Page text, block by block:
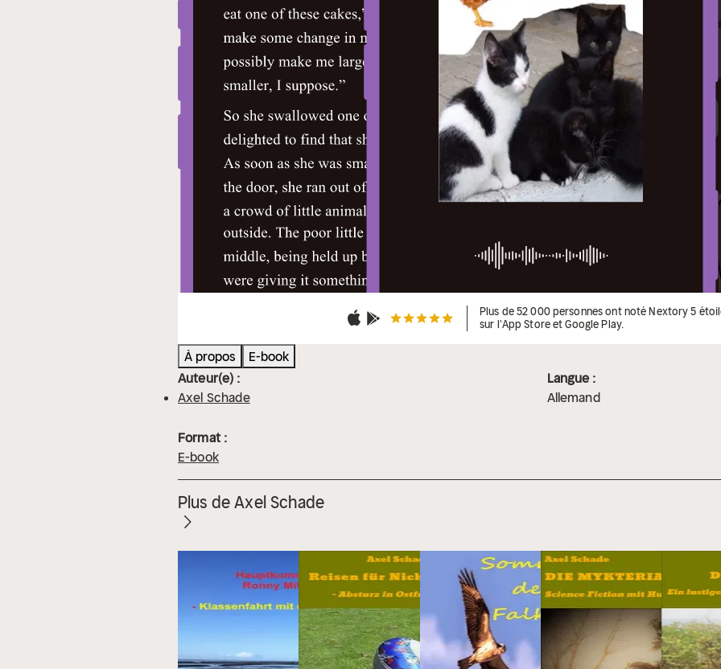
Plus de 52 000 personnes ont noté Nextory 5
sur l'App Store et Google Play.
À propos
E-book
Auteur(e) :
Axel Schade
Langue :
Allemand
Format :
E-book
Plus de Axel Schade